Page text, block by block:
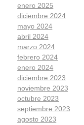
enero 2025
diciembre 2024
mayo 2024
abril 2024
marzo 2024
febrero 2024
enero 2024
diciembre 2023
noviembre 2023
octubre 2023
septiembre 2023
agosto 2023